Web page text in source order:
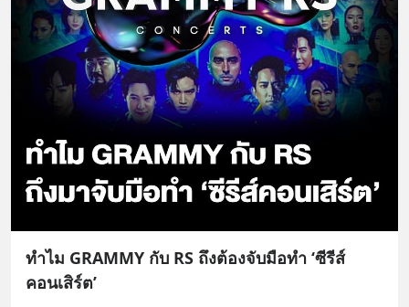
ทำไม GRAMMY กับ RS ถึงต้องจับมือทำ ‘ซีรีส์
คอนเสิร์ต’